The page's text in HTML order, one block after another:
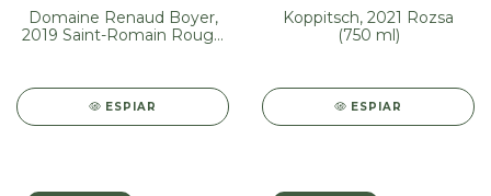
Domaine Renaud Boyer,
2019 Saint-Romain Rouge
ESPIAR
Koppitsch, 2021 Rozsa
(750 ml)
ESPIAR